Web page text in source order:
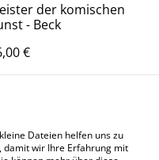
der komischen
- Beck
€
Dateien helfen uns zu
damit wir Ihre Erfahrung mit